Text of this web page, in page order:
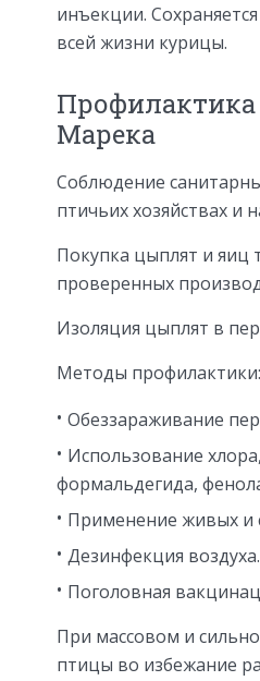
инъекции.
всей жизни курицы.
Профилактика
Марека
Соблюдение
птичьих хозяйствах и
Покупка цыплят и яиц
проверенных
Изоляция цыплят в
Методы профилактики:
Обеззараживание
Использование
формальдегида,
Применение живых и
Дезинфекция воздуха.
Поголовная
При массовом и
птицы во избежание